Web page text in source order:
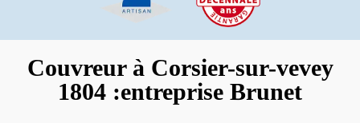
Couvreur à Corsier-sur-vevey
1804 :entreprise Brunet